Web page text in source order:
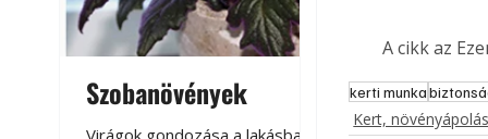
Szobanövények
Virágoskert:
teraszon,
A cikk az
kerti munka
Kert, növényápolás